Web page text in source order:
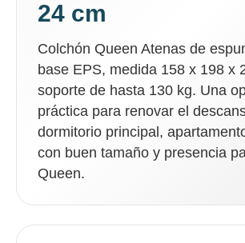
24 cm
Colchón Queen Atenas de
base EPS, medida 158 x 198 x
soporte de hasta 130 kg. Una
práctica para renovar el
dormitorio principal,
con buen tamaño y presencia
Queen.